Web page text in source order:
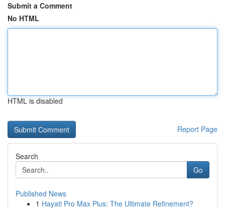
Submit a Comment
No HTML
HTML is disabled
Report Page
Search
Go
Published News
1 Hayati Pro Max Plus: The Ultimate Refinement?